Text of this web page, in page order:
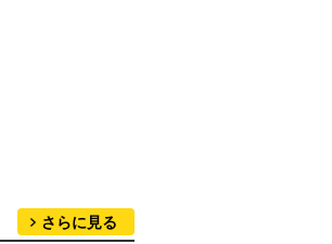
さらに見る